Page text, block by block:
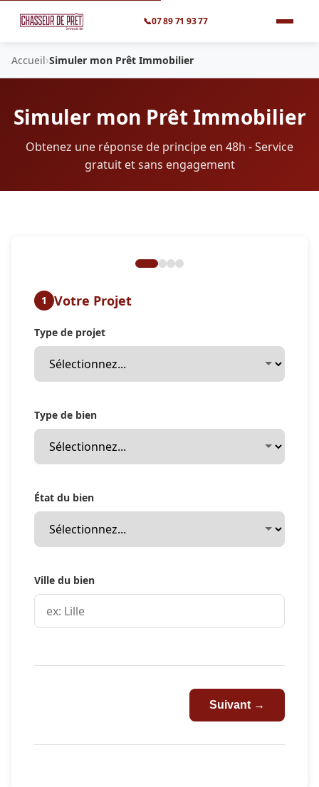
📞07 89 71 93 77
Accueil›Simuler mon Prêt Immobilier
Simuler mon Prêt Immobilier
Obtenez une réponse de principe en 48h - Service
gratuit et sans engagement
Votre Projet
Type de projet
Type de bien
État du bien
Ville du bien
Suivant →